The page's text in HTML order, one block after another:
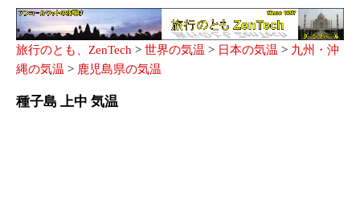
旅行のとも、ZenTech > 世界の気温 > 日本の気温 > 九州・沖
縄の気温 > 鹿児島県の気温
種子島 上中 気温